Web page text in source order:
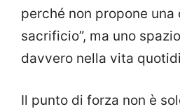
perché non propone una
sacrificio”, ma uno
davvero nella vita
Il punto di forza non è